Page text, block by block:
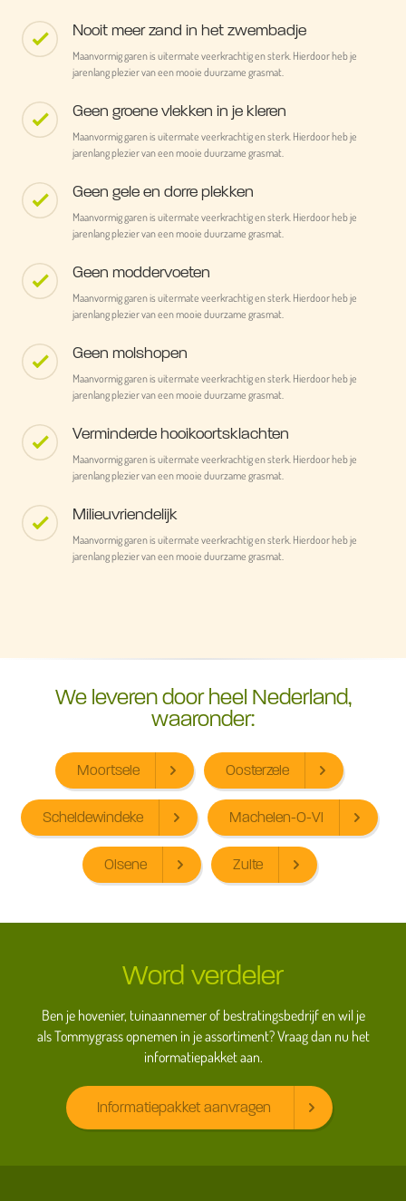
Nooit meer zand in het zwembadje
Maanvormig garen is uitermate veerkrachtig en sterk. Hierdoor heb je
jarenlang plezier van een mooie duurzame grasmat.
Geen groene vlekken in je kleren
Maanvormig garen is uitermate veerkrachtig en sterk. Hierdoor heb je
jarenlang plezier van een mooie duurzame grasmat.
Geen gele en dorre plekken
Maanvormig garen is uitermate veerkrachtig en sterk. Hierdoor heb je
jarenlang plezier van een mooie duurzame grasmat.
Geen moddervoeten
Maanvormig garen is uitermate veerkrachtig en sterk. Hierdoor heb je
jarenlang plezier van een mooie duurzame grasmat.
Geen molshopen
Maanvormig garen is uitermate veerkrachtig en sterk. Hierdoor heb je
jarenlang plezier van een mooie duurzame grasmat.
Verminderde hooikoortsklachten
Maanvormig garen is uitermate veerkrachtig en sterk. Hierdoor heb je
jarenlang plezier van een mooie duurzame grasmat.
Milieuvriendelijk
Maanvormig garen is uitermate veerkrachtig en sterk. Hierdoor heb je
jarenlang plezier van een mooie duurzame grasmat.
We leveren door heel Nederland,
waaronder:
Moortsele Oosterzele
Scheldewindeke Machelen-O-Vl
Olsene Zulte
Word verdeler
Ben je hovenier, tuinaannemer of bestratingsbedrijf en wil je
als Tommygrass opnemen in je assortiment? Vraag dan nu het
informatiepakket aan.
Informatiepakket aanvragen